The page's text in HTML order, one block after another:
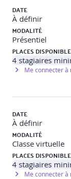
Pratique :
Mesures,
Cascades et
alignement
tableau de
hiérarchie
bord
cascade de
Facteurs
DATE
À définir
MODALITÉ
Présentiel
PLACES
4 stagiaires
Me connecter à
DATE
À définir
MODALITÉ
Classe virtuelle
PLACES
4 stagiaires
Me connecter à